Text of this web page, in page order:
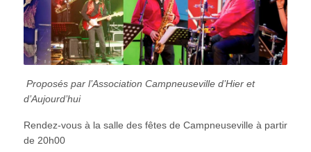
Proposés par l’Association Campneuseville d’Hier et
d’Aujourd’hui
Rendez-vous à la salle des fêtes de Campneuseville à partir
de 20h00